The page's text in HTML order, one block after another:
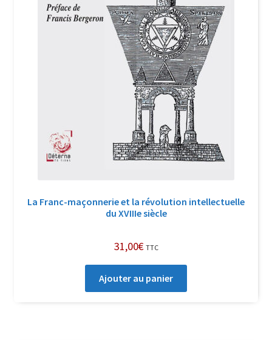
La Franc-maçonnerie et la révolution intellectuelle
du XVIIIe siècle
31,00€ TTC
Ajouter au panier